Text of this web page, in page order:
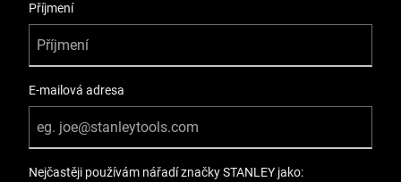
Příjmení
E-mailová adresa
Nejčastěji používám nářadí značky STANLEY jako: